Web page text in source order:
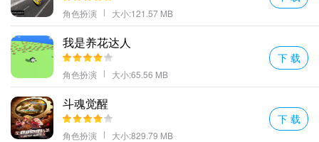
在这个庞大的游戏中将会有很多挑战打败各种强大的boss拥有非常
自由的游戏体验掌握各种不同的玩法。
太古仙佛介绍
激情对决全面升级主题的热门模式自由加入其中；
刺激的游戏方式会让玩家感受到新的元素从而可以要你更好的去体
验；
为你营造身临其境的江湖氛围。更多的惊喜在游戏里等着你怨恨恩
角色扮演 大小:121.57 MB
我是养花达人
角色扮演 大小:65.56 MB
下 载
斗魂觉醒
角色扮演 大小:829.79 MB
下 载